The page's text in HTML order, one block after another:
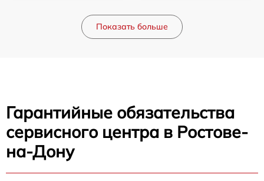
Показать больше
Гарантийные обязательства
сервисного центра в Ростове-
на-Дону